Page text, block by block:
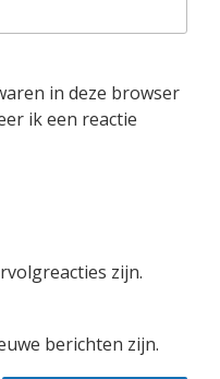
in deze browser
ik een reactie
zijn.
berichten zijn.